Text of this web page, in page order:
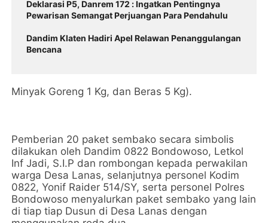
Deklarasi P5, Danrem 172 : Ingatkan Pentingnya
Pewarisan Semangat Perjuangan Para Pendahulu
Dandim Klaten Hadiri Apel Relawan Penanggulangan
Bencana
Minyak Goreng 1 Kg, dan Beras 5 Kg).
Pemberian 20 paket sembako secara simbolis
dilakukan oleh Dandim 0822 Bondowoso, Letkol
Inf Jadi, S.I.P dan rombongan kepada perwakilan
warga Desa Lanas, selanjutnya personel Kodim
0822, Yonif Raider 514/SY, serta personel Polres
Bondowoso menyalurkan paket sembako yang lain
di tiap tiap Dusun di Desa Lanas dengan